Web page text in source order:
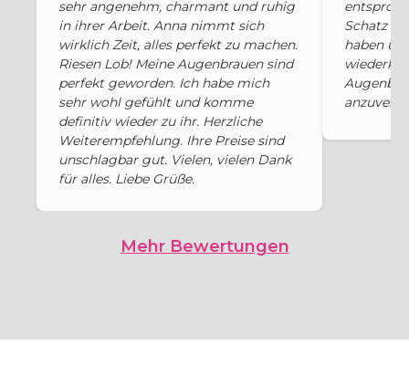
sehr angenehm, charmant und ruhig
in ihrer Arbeit. Anna nimmt sich
wirklich Zeit, alles perfekt zu machen.
Riesen Lob! Meine Augenbrauen sind
perfekt geworden. Ich habe mich
sehr wohl gefühlt und komme
definitiv wieder zu ihr. Herzliche
Weiterempfehlung. Ihre Preise sind
unschlagbar gut. Vielen, vielen Dank
für alles. Liebe Grüße.
Schatz
haben
Mehr Bewertungen